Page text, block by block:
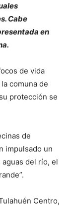
Cabe
en
de vida
comuna de
protección se
de
impulsado un
del río, el
Centro,